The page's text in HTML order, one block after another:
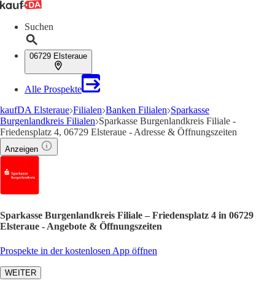
Suchen
06729 Elsteraue
Alle Prospekte
kaufDA Elsteraue Filialen Banken Filialen Sparkasse
Burgenlandkreis Filialen Sparkasse Burgenlandkreis Filiale -
Friedensplatz 4, 06729 Elsteraue - Adresse & Öffnungszeiten
Anzeigen
Sparkasse Burgenlandkreis Filiale – Friedensplatz 4 in 06729
Elsteraue - Angebote & Öffnungszeiten
Prospekte in der kostenlosen App öffnen
WEITER